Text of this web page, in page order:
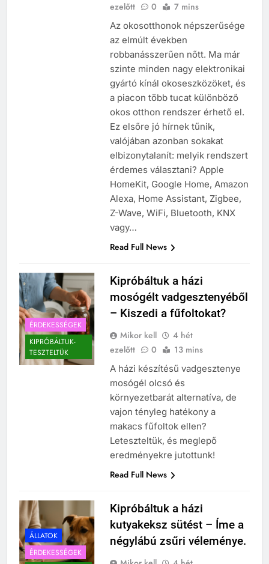
ezelőtt
0 7 mins
Az okosotthonok népszerűsége
az elmúlt években
robbanásszerűen nőtt. Ma már
szinte minden nagy elektronikai
gyártó kínál okoseszközöket, és
a piacon több tucat különböző
okos otthon rendszer érhető el.
Ez elsőre jó hírnek tűnik,
valójában azonban sokakat
elbizonytalanít: melyik rendszert
érdemes választani? Apple
HomeKit, Google Home, Amazon
Alexa, Home Assistant, Zigbee,
Z-Wave, WiFi, Bluetooth, KNX
vagy…
Read Full News
ÉRDEKESSÉGEK
KIPRÓBÁLTUK-
TESZTELTÜK
Kipróbáltuk a házi
mosógélt vadgesztenyéből
– Kiszedi a fűfoltokat?
Mikor kell
4 hét
ezelőtt
0 13 mins
A házi készítésű vadgesztenye
mosógél olcsó és
környezetbarát alternatíva, de
vajon tényleg hatékony a
makacs fűfoltok ellen?
Leteszteltük, és meglepő
eredményekre jutottunk!
Read Full News
ÁLLATOK
ÉRDEKESSÉGEK
Kipróbáltuk a házi
kutyakeksz sütést – Íme a
négylábú zsűri véleménye.